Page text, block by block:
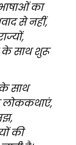
का
से नहीं,
के साथ शुरू
के साथ
लोककथाएं,
की